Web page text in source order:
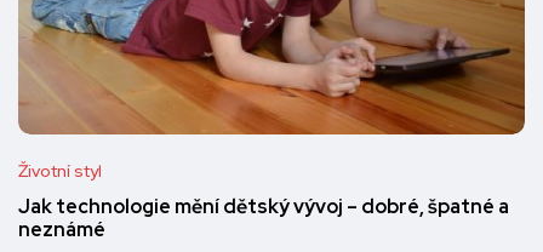
Životní styl
Jak technologie mění dětský vývoj – dobré, špatné a
neznámé